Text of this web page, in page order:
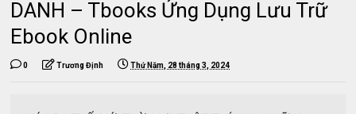
DANH – Tbooks Ứng Dụng Lưu Trữ
Ebook Online
0 Trương Định Thứ Năm, 28 tháng 3, 2024